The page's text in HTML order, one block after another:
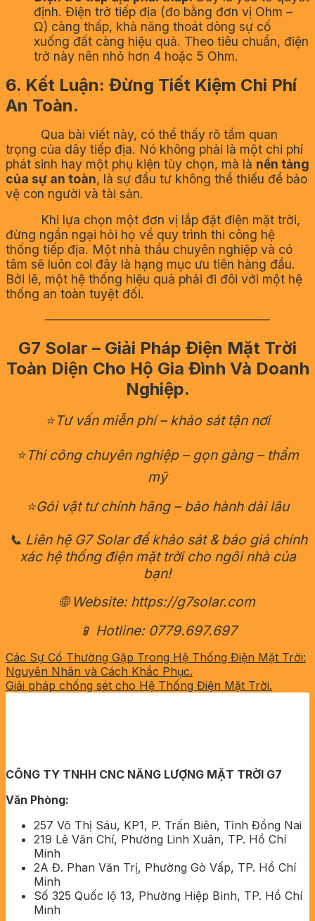
định. Điện trở tiếp địa (đo bằng đơn vị Ohm –
Ω) càng thấp, khả năng thoát dòng sự cố
xuống đất càng hiệu quả. Theo tiêu chuẩn, điện
trở này nên nhỏ hơn 4 hoặc 5 Ohm.
6. Kết Luận: Đừng Tiết Kiệm Chi Phí
An Toàn.
Qua bài viết này, có thể thấy rõ tầm quan
trọng của dây tiếp địa. Nó không phải là một chi phí
phát sinh hay một phụ kiện tùy chọn, mà là nền tảng
của sự an toàn, là sự đầu tư không thể thiếu để bảo
vệ con người và tài sản.
Khi lựa chọn một đơn vị lắp đặt điện mặt trời,
đừng ngần ngại hỏi họ về quy trình thi công hệ
thống tiếp địa. Một nhà thầu chuyên nghiệp và có
tâm sẽ luôn coi đây là hạng mục ưu tiên hàng đầu.
Bởi lẽ, một hệ thống hiệu quả phải đi đôi với một hệ
thống an toàn tuyệt đối.
————————————————————
G7 Solar – Giải Pháp Điện Mặt Trời
Toàn Diện Cho Hộ Gia Đình Và Doanh
Nghiệp.
⭐Tư vấn miễn phí – khảo sát tận nơi
⭐Thi công chuyên nghiệp – gọn gàng – thẩm
mỹ
⭐Gói vật tư chính hãng – bảo hành dài lâu
📞 Liên hệ G7 Solar để khảo sát & báo giá chính
xác hệ thống điện mặt trời cho ngôi nhà của
bạn!
🌐 Website: https://g7solar.com
📱 Hotline: 0779.697.697
Các Sự Cố Thường Gặp Trong Hệ Thống Điện Mặt Trời:
Nguyên Nhân và Cách Khắc Phục.
Giải pháp chống sét cho Hệ Thống Điện Mặt Trời.
CÔNG TY TNHH CNC NĂNG LƯỢNG MẶT TRỜI G7
Văn Phòng:
257 Võ Thị Sáu, KP1, P. Trấn Biên, Tỉnh Đồng Nai
219 Lê Văn Chí, Phường Linh Xuân, TP. Hồ Chí
Minh
2A Đ. Phan Văn Trị, Phường Gò Vấp, TP. Hồ Chí
Minh
Số 325 Quốc lộ 13, Phường Hiệp Bình, TP. Hồ Chí
Minh